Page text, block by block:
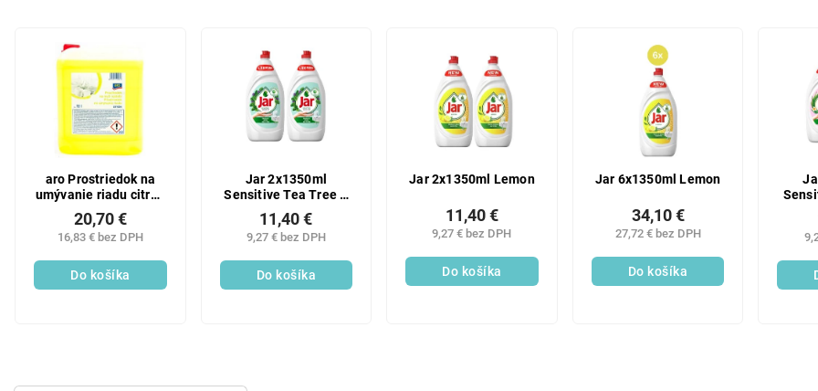
aro Prostriedok na
umývanie riadu citrón
10 l
16,83 € bez DPH
20,70 €
Do košíka
Jar 2x1350ml
Sensitive Tea Tree &
Mint
9,27 € bez DPH
11,40 €
Do košíka
Jar 2x1350ml Lemon
9,27 € bez DPH
11,40 €
Do košíka
Jar 6x1350ml Lemon
27,72 € bez DPH
34,10 €
Do košíka